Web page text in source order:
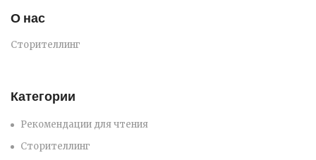
О нас
Сторителлинг
Категории
Рекомендации для чтения
Сторителлинг